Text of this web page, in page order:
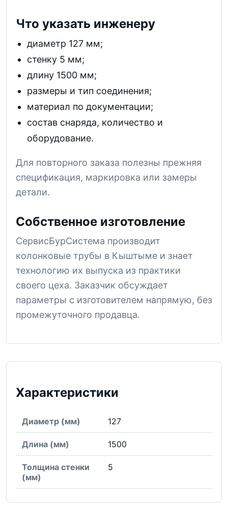
Что указать инженеру
диаметр 127 мм;
стенку 5 мм;
длину 1500 мм;
размеры и тип соединения;
материал по документации;
состав снаряда, количество и
оборудование.
Для повторного заказа полезны прежняя
спецификация, маркировка или замеры
детали.
Собственное изготовление
СервисБурСистема производит
колонковые трубы в Кыштыме и знает
технологию их выпуска из практики
своего цеха. Заказчик обсуждает
параметры с изготовителем напрямую, без
промежуточного продавца.
Характеристики
Диаметр (мм) 127
Длина (мм) 1500
Толщина стенки
(мм)
5